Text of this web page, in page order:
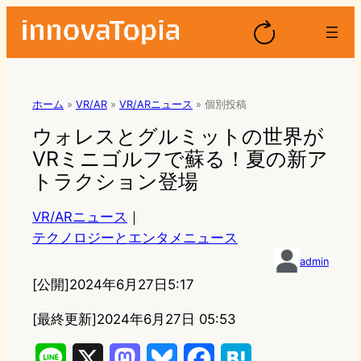
ホーム » VR/AR » VR/ARニュース » 個別投稿
ウォレスとグルミットの世界が
VRミニゴルフで蘇る！夏の新ア
トラクション登場
VR/ARニュース ｜
テクノロジーとエンタメニュース
admin
[公開]2024年6月27日5:17
[最終更新]2024年6月27日 05:53